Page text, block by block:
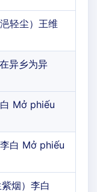
轻尘）王维
异乡为异
Mở phiếu
白 Mở phiếu
烟）李白